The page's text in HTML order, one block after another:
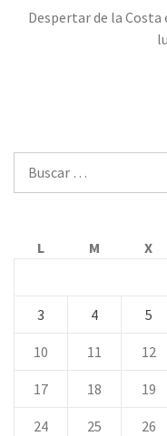
Despertar de la Costa
L
M X
3 4 5
10 11 12
17 18 19
24 25 26